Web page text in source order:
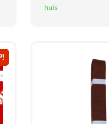
huis